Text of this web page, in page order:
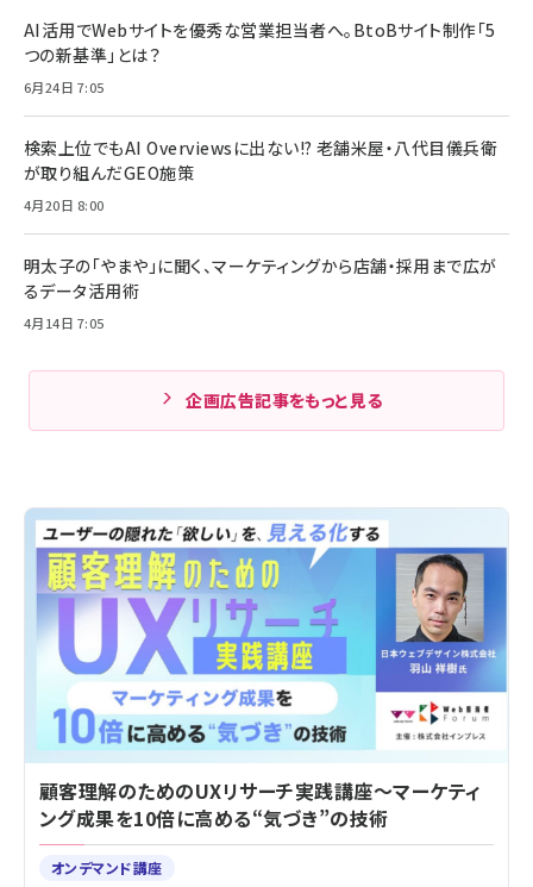
AI活用でWebサイトを優秀な営業担当者へ。BtoBサイト制作「5
つの新基準」とは？
6月24日 7:05
検索上位でもAI Overviewsに出ない!? 老舗米屋・八代目儀兵衛
が取り組んだGEO施策
4月20日 8:00
明太子の「やまや」に聞く、マーケティングから店舗・採用まで広が
るデータ活用術
4月14日 7:05
企画広告記事をもっと見る
顧客理解のためのUXリサーチ実践講座～マーケティ
ング成果を10倍に高める“気づき”の技術
オンデマンド講座